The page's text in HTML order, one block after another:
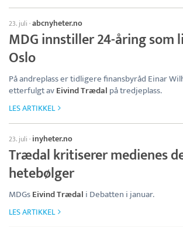
23. juli ·abcnyheter.no
MDG innstiller 24-åring som
Oslo
På andreplass er tidligere finansbyråd Einar
etterfulgt avEivind Trædal på tredjeplass.
LES ARTIKKEL
23. juli · inyheter.no
Trædal kritiserer medienes
hetebølger
MDGsEivind Trædal i Debatten i januar.
LES ARTIKKEL